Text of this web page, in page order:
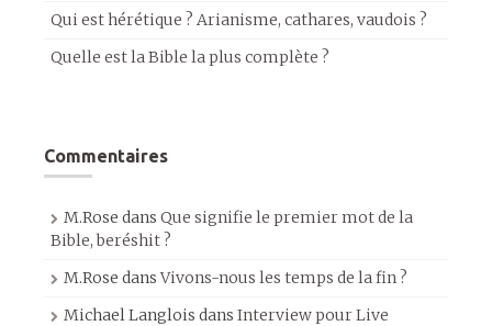
Qui est hérétique ? Arianisme, cathares, vaudois ?
Quelle est la Bible la plus complète ?
Commentaires
M.Rose dans Que signifie le premier mot de la
Bible, beréshit ?
M.Rose dansVivons-nous les temps de la fin ?
Michael Langlois dans Interview pour Live